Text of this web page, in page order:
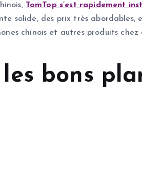
TomTop s’est rapidement
solide, des prix très
chinois et autres produits
bons